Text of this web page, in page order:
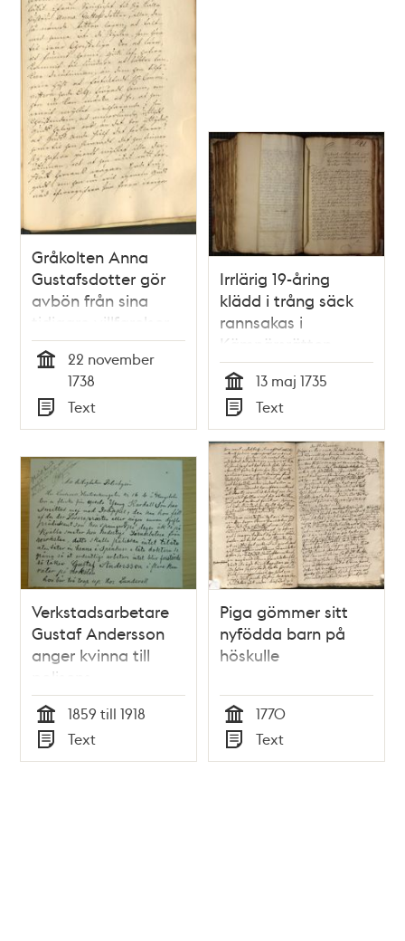
Gråkolten Anna
Gustafsdotter gör
avbön från sina
tidigare villfarelser
22 november
1738
Typ
Text
Irrlärig 19-åring
klädd i trång säck
rannsakas i
Kämnärsrätten
Tid
13 maj 1735
Typ
Text
Verkstadsarbetare
Gustaf Andersson
anger kvinna till
polisens
prostitutionsavdelning
Tid
1859 till 1918
Typ
Text
Piga gömmer sitt
nyfödda barn på
höskulle
Tid
1770
Typ
Text